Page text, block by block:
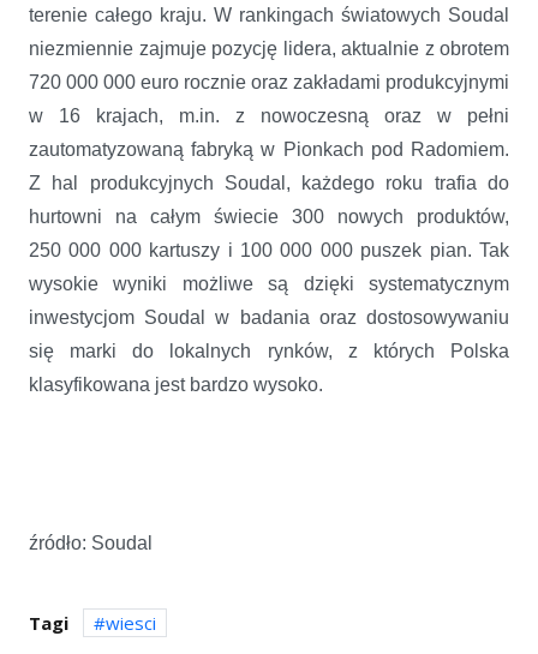
terenie całego kraju. W rankingach światowych Soudal
niezmiennie zajmuje pozycję lidera, aktualnie z obrotem
720 000 000 euro rocznie oraz zakładami produkcyjnymi
w 16 krajach, m.in. z nowoczesną oraz w pełni
zautomatyzowaną fabryką w Pionkach pod Radomiem.
Z hal produkcyjnych Soudal, każdego roku trafia do
hurtowni na całym świecie 300 nowych produktów,
250 000 000 kartuszy i 100 000 000 puszek pian. Tak
wysokie wyniki możliwe są dzięki systematycznym
inwestycjom Soudal w badania oraz dostosowywaniu
się marki do lokalnych rynków, z których Polska
klasyfikowana jest bardzo wysoko.
źródło: Soudal
Tagi wiesci